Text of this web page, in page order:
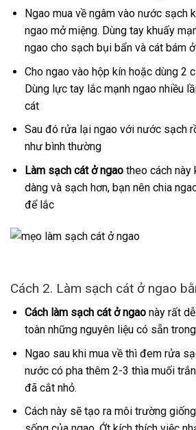
Ngao mua về ngâm vào nước sạch
ngao mở miệng. Dùng tay khuấy
ngao cho sạch bụi bẩn và cát bám
Cho ngao vào hộp kín hoặc dùng 2
Dùng lực tay lắc mạnh ngao nhiều
cát
Sau đó rửa lại ngao với nước sạch
như bình thường
Làm sạch cát ở ngaotheo cách này
dàng và sạch hơn, bạn nên chia
để lắc
Cách 2. Làm sạch cát ở ngao
Cách làm sạch cát ở ngaonày rất
toàn những nguyên liệu có sẵn
Ngao sau khi mua về thì đem rửa
nước có pha thêm 2-3 thìa muối
đã cắt nhỏ.
Cách này sẽ tạo ra môi trường